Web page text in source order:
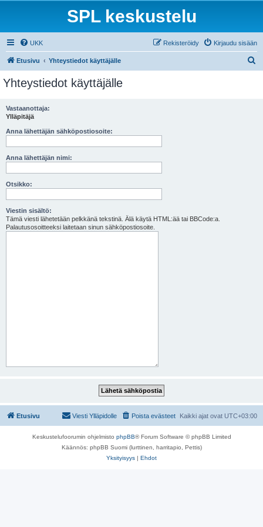
SPL keskustelu
UKK Kirjaudu sisään
Rekisteröidy
Etusivu Yhteystiedot käyttäjälle
Yhteystiedot käyttäjälle
Vastaanottaja:
Ylläpitäjä
Anna lähettäjän sähköpostiosoite:
Anna lähettäjän nimi:
Otsikko:
Viestin sisältö:
Tämä viesti lähetetään pelkkänä tekstinä. Älä käytä HTML:ää tai BBCode:a.
Palautusosoitteeksi laitetaan sinun sähköpostiosoite.
Etusivu Kaikki ajat ovat UTC+03:00
Poista evästeet
Viesti Ylläpidolle
Keskustelufoorumin ohjelmisto phpBB® Forum Software © phpBB Limited
Käännös: phpBB Suomi (lurttinen, harritapio, Pettis)
Yksityisyys | Ehdot